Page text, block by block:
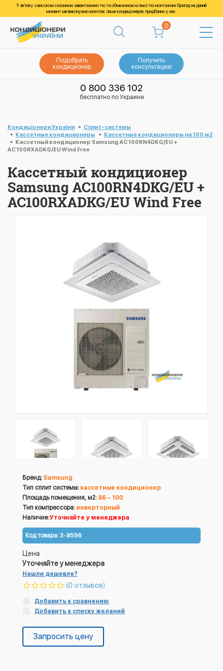
У зв’язку з високою сезонною завантаженістю та обмеженою кількістю монтажних бригад на даний
момент ми виконуємо монтаж лише кондиціонерів, придбаних у нас.
0
Подобрать
кондиционер
Получить
консультацию
0 800 336 102
бесплатно по Украине
Кондиціонери України
Cплит-системы
Кассетные кондиционеры
Кассетные кондиционеры на 100 м2
Кассетный кондиционер Samsung AC100RN4DKG/EU +
AC100RXADKG/EU Wind Free
Кассетный кондиционер
Samsung AC100RN4DKG/EU +
AC100RXADKG/EU Wind Free
Бренд: Samsung
Тип сплит системы: кассетные кондиционер
Площадь помещения, м2: 86 – 100
Тип компрессора: инверторный
Наличие:Уточняйте у менеджера
Код товара:3-8596
Цена
Уточняйте у менеджера
Нашли дешевле?
(0 отзывов)
Добавить к сравнению
Добавить к списку желаний
Запросить цену